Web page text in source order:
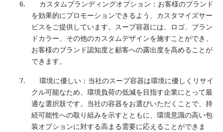
6.
カスタムブランディングオプション：お客様のブランド
を効果的にプロモーションできるよう、カスタマイズサー
ビスをご提供しています。スープ容器には、ロゴ、ブラン
ドカラー、その他のカスタムデザインを施すことができ、
お客様のブランド認知度と顧客への露出度を高めることが
できます。
7.
環境に優しい：当社のスープ容器は環境に優しくリサイ
クル可能なため、環境負荷の低減を目指す企業にとって最
適な選択肢です。当社の容器をお選びいただくことで、持
続可能性への取り組みを示すとともに、環境意識の高い包
装オプションに対する高まる需要に応えることができま